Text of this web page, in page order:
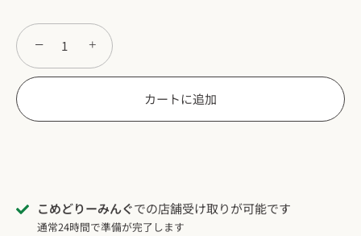
− +
カートに追加
こめどりーみんぐでの店舗受け取りが可能です
通常24時間で準備が完了します